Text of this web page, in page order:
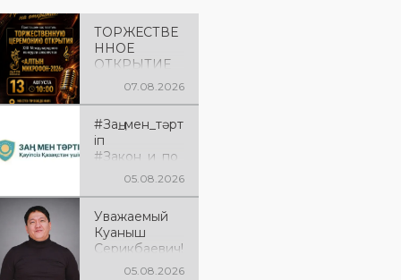
ТОРЖЕСТВЕ
ННОЕ
ОТКРЫТИЕ
«АЛТЫН
Приглашаем
вас на
торжественн
церемонию
открытия XXII
Международ
ного
вокалистов
07.08.2026
#Заң_мен_тәрт
іп
#Закон_и_по
рядок05.08.2026
Уважаемый
Куаныш
Серикбаевич!
От всей05.08.2026